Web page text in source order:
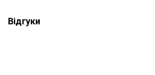
Відгуки